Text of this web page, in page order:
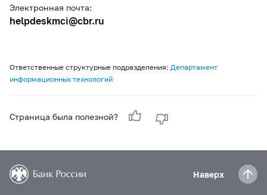
Электронная почта:
helpdeskmci@cbr.ru
Ответственные структурные подразделения: Департамент
информационных технологий
Страница была полезной?
Наверх